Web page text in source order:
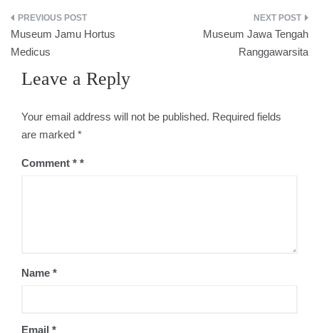
Post
navigation
Museum Jamu Hortus
Medicus
Museum Jawa Tengah
Ranggawarsita
Leave a Reply
Your email address will not be published. Required fields
are marked *
Comment *
Name *
Email *